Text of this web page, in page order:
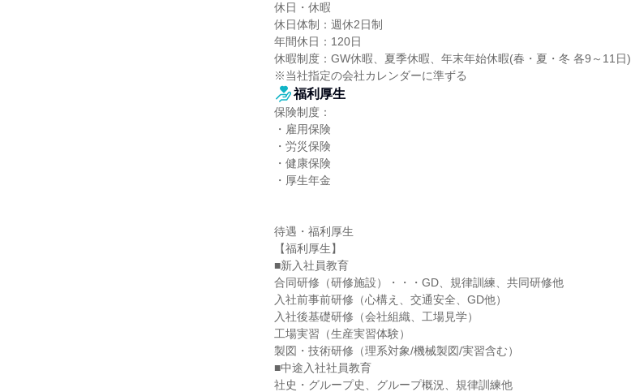
休日・休暇
休日体制：週休2日制
年間休日：120日
休暇制度：GW休暇、夏季休暇、年末年始休暇(春・夏・冬 各9～11日)
※当社指定の会社カレンダーに準ずる
福利厚生
保険制度：
・雇用保険
・労災保険
・健康保険
・厚生年金
待遇・福利厚生
【福利厚生】
■新入社員教育
合同研修（研修施設）・・・GD、規律訓練、共同研修他
入社前事前研修（心構え、交通安全、GD他）
入社後基礎研修（会社組織、工場見学）
工場実習（生産実習体験）
製図・技術研修（理系対象/機械製図/実習含む）
■中途入社社員教育
社史・グループ史、グループ概況、規律訓練他